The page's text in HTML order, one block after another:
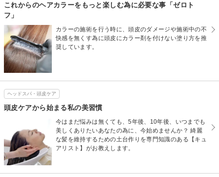
これからのヘアカラーをもっと楽しむ為に必要な事「ゼロト
フ」
カラーの施術を行う時に、頭皮のダメージや施術中の不
快感を無くす為に頭皮にカラー剤を付けない塗り方を推
奨しています。
ヘッドスパ・頭皮ケア
頭皮ケアから始まる私の美習慣
今はまだ悩みは無くても、5年後、10年後、いつまでも
美しくありたいあなたの為に、今始めませんか？ 綺麗
な髪を維持するための土台作りを専門知識のある【キュ
アリスト】がお教えします。